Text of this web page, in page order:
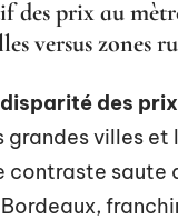
des prix au
versus zones
disparité des
grandes villes et
contraste saute